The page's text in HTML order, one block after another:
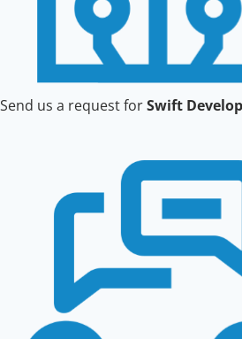
Send us a request forSwift